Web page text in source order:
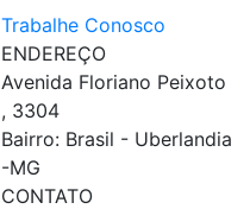
Trabalhe Conosco
ENDEREÇO
Avenida Floriano Peixoto
, 3304
Bairro: Brasil - Uberlandia
-MG
CONTATO